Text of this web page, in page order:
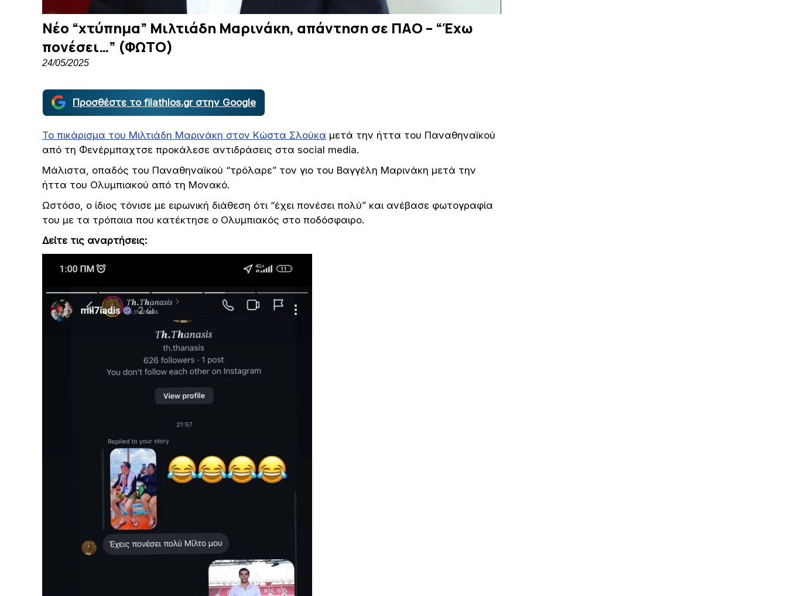
Νέο “χτύπημα” Μιλτιάδη Μαρινάκη, απάντηση σε ΠΑΟ – “Έχω
πονέσει…” (ΦΩΤΟ)
24/05/2025
Προσθέστε το filathlos.gr στην Google
Το πικάρισμα του Μιλτιάδη Μαρινάκη στον Κώστα Σλούκα μετά την ήττα του Παναθηναϊκού
από τη Φενέρμπαχτσε προκάλεσε αντιδράσεις στα social media.
Μάλιστα, οπαδός του Παναθηναϊκού “τρόλαρε” τον γιο του Βαγγέλη Μαρινάκη μετά την
ήττα του Ολυμπιακού από τη Μονακό.
Ωστόσο, ο ίδιος τόνισε με ειρωνική διάθεση ότι “έχει πονέσει πολύ” και ανέβασε φωτογραφία
του με τα τρόπαια που κατέκτησε ο Ολυμπιακός στο ποδόσφαιρο.
Δείτε τις αναρτήσεις: